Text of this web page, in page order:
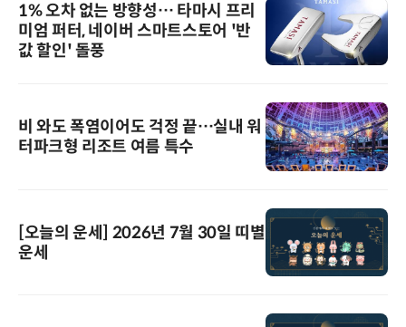
1% 오차 없는 방향성… 타마시 프리
미엄 퍼터, 네이버 스마트스토어 '반
값 할인' 돌풍
비 와도 폭염이어도 걱정 끝…실내 워
터파크형 리조트 여름 특수
[오늘의 운세] 2026년 7월 30일 띠별
운세